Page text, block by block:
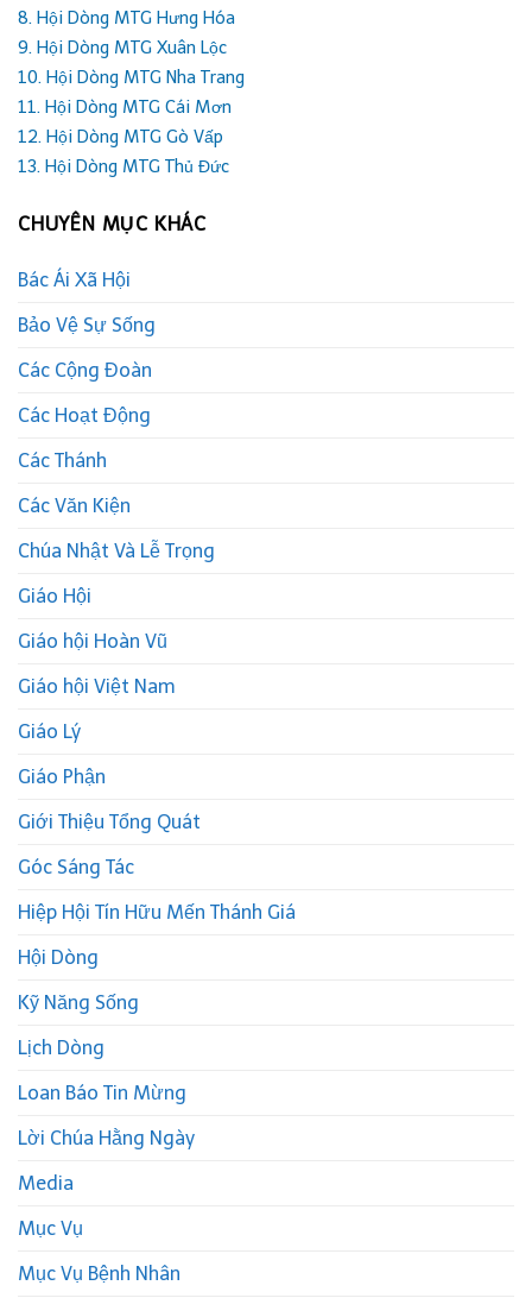
8. Hội Dòng MTG Hưng Hóa
9. Hội Dòng MTG Xuân Lộc
10. Hội Dòng MTG Nha Trang
11. Hội Dòng MTG Cái Mơn
12. Hội Dòng MTG Gò Vấp
13. Hội Dòng MTG Thủ Đức
CHUYÊN MỤC KHÁC
Bác Ái Xã Hội
Bảo Vệ Sự Sống
Các Cộng Đoàn
Các Hoạt Động
Các Thánh
Các Văn Kiện
Chúa Nhật Và Lễ Trọng
Giáo Hội
Giáo hội Hoàn Vũ
Giáo hội Việt Nam
Giáo Lý
Giáo Phận
Giới Thiệu Tổng Quát
Góc Sáng Tác
Hiệp Hội Tín Hữu Mến Thánh Giá
Hội Dòng
Kỹ Năng Sống
Lịch Dòng
Loan Báo Tin Mừng
Lời Chúa Hằng Ngày
Media
Mục Vụ
Mục Vụ Bệnh Nhân